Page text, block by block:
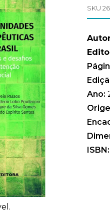
SKU
Ano:
ISBN: